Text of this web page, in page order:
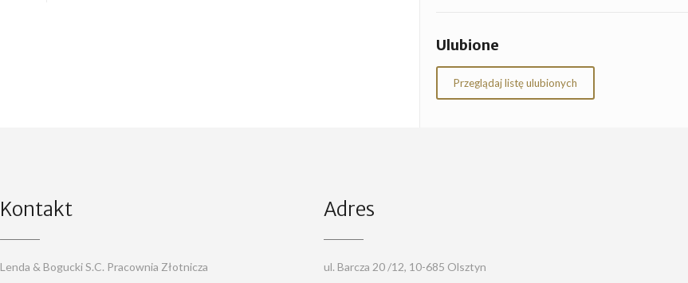
Ulubione
Przeglądaj listę ulubionych
Kontakt
Lenda & Bogucki S.C. Pracownia Złotnicza
Adres
ul. Barcza 20 /12, 10-685 Olsztyn